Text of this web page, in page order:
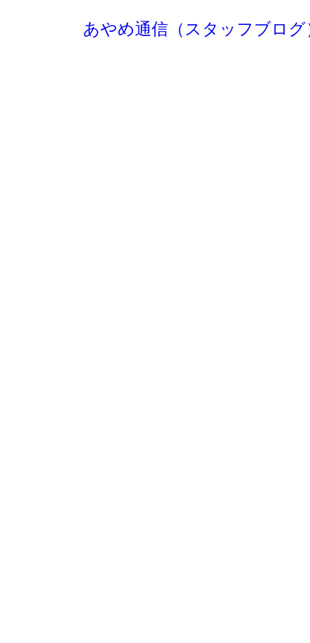
あやめ通信（スタッフブログ